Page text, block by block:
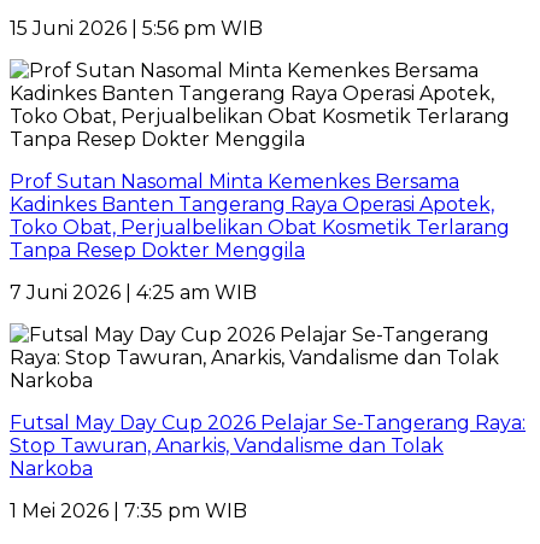
15 Juni 2026 | 5:56 pm WIB
Prof Sutan Nasomal Minta Kemenkes Bersama
Kadinkes Banten Tangerang Raya Operasi Apotek,
Toko Obat, Perjualbelikan Obat Kosmetik Terlarang
Tanpa Resep Dokter Menggila
7 Juni 2026 | 4:25 am WIB
Futsal May Day Cup 2026 Pelajar Se-Tangerang Raya:
Stop Tawuran, Anarkis, Vandalisme dan Tolak
Narkoba
1 Mei 2026 | 7:35 pm WIB